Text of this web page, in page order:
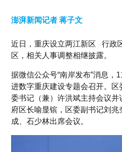
澎湃新闻记者 蒋子文
近日，重庆设立两江新区
行政
区，相关人事调整相继披露。
据微信公众号“南岸发布”消息，
进数字重庆建设专题会召开。
委书记（兼）许洪斌主持会议
府区长喻显镔，区委副书记刘
成、石少林出席会议。